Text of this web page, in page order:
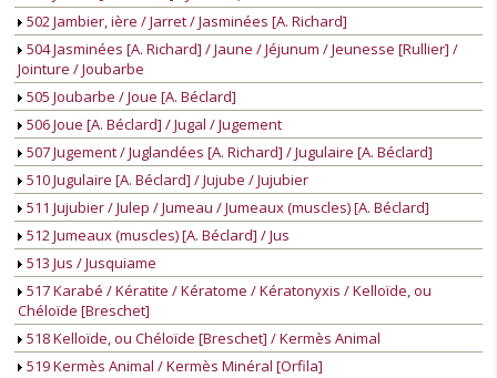
502 Jambier, ière / Jarret / Jasminées [A. Richard]
504 Jasminées [A. Richard] / Jaune / Jéjunum / Jeunesse [Rullier] /
Jointure / Joubarbe
505 Joubarbe / Joue [A. Béclard]
506 Joue [A. Béclard] / Jugal / Jugement
507 Jugement / Juglandées [A. Richard] / Jugulaire [A. Béclard]
510 Jugulaire [A. Béclard] / Jujube / Jujubier
511 Jujubier / Julep / Jumeau / Jumeaux (muscles) [A. Béclard]
512 Jumeaux (muscles) [A. Béclard] / Jus
513 Jus / Jusquiame
517 Karabé / Kératite / Kératome / Kératonyxis / Kelloïde, ou
Chéloïde [Breschet]
518 Kelloïde, ou Chéloïde [Breschet] / Kermès Animal
519 Kermès Animal / Kermès Minéral [Orfila]